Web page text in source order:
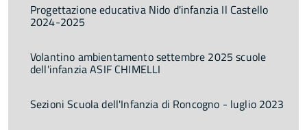
Progettazione educativa Nido d'infanzia Il Castello
2024-2025
Volantino ambientamento settembre 2025 scuole
dell'infanzia ASIF CHIMELLI
Sezioni Scuola dell'Infanzia di Roncogno - luglio 2023